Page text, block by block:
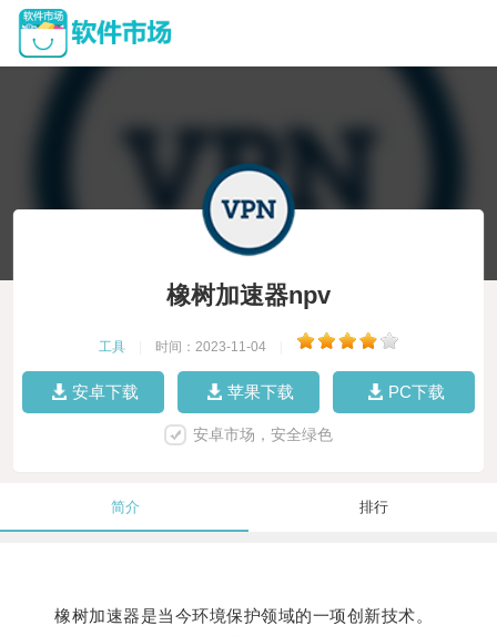
橡树加速器npv
工具 时间：2023-11-04
安卓下载 苹果下载 PC下载
安卓市场，安全绿色
简介 排行
橡树加速器是当今环境保护领域的一项创新技术。